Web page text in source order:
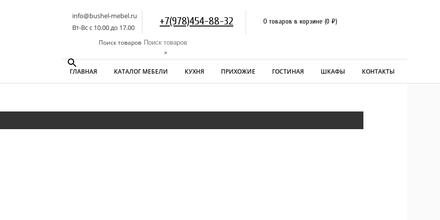
info@bushel-mebel.ru
Вт-Вс c 10.00 до 17.00
+7(978)454-88-32 0 товаров в корзине (0₽)
Поиск товаров
×
ГЛАВНАЯ КАТАЛОГ МЕБЕЛИ КУХНЯ ПРИХОЖИЕ ГОСТИНАЯ ШКАФЫ КОНТАКТЫ